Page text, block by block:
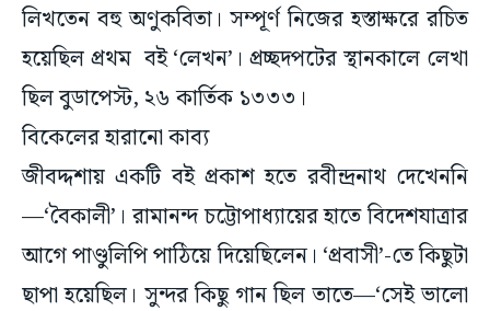
লিখতেন বহু অণুকবিতা। সম্পূর্ণ নিজের হস্তাক্ষরে রচিত
হয়েছিল প্রথম বই ‘লেখন’। প্রচ্ছদপটের স্থানকালে লেখা
ছিল বুডাপেস্ট, ২৬ কার্তিক ১৩৩৩।
বিকেলের হারানো কাব্য
জীবদ্দশায় একটি বই প্রকাশ হতে রবীন্দ্রনাথ দেখেননি
—‘বৈকালী’। রামানন্দ চট্টোপাধ্যায়ের হাতে বিদেশযাত্রার
আগে পাণ্ডুলিপি পাঠিয়ে দিয়েছিলেন। ‘প্রবাসী’-তে কিছুটা
ছাপা হয়েছিল। সুন্দর কিছু গান ছিল তাতে—‘সেই ভালো